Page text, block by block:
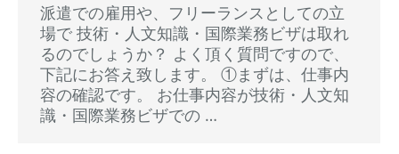
派遣での雇用や、フリーランスとしての立
場で 技術・人文知識・国際業務ビザは取れ
るのでしょうか？ よく頂く質問ですので、
下記にお答え致します。 ①まずは、仕事内
容の確認です。 お仕事内容が技術・人文知
識・国際業務ビザでの …